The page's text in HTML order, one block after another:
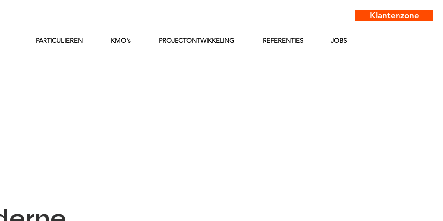
Klantenzone
PARTICULIEREN KMO's PROJECTONTWIKKELING REFERENTIES JOBS